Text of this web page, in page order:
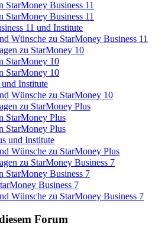
Business 11
Business 11
11 und Institute
Wünsche zu StarMoney Business 11
zu StarMoney 10
StarMoney 10
StarMoney 10
Institute
Wünsche zu StarMoney 10
zu StarMoney Plus
Plus
Plus
und Institute
Wünsche zu StarMoney Plus
zu StarMoney Business 7
Business 7
Business 7
Wünsche zu StarMoney Business 7
Forum